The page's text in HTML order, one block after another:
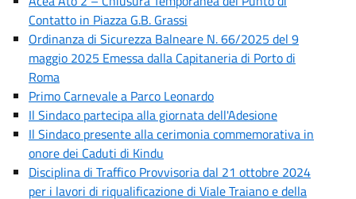
Contatto in Piazza G.B. Grassi
Ordinanza di Sicurezza Balneare N. 66/2025 del 9
maggio 2025 Emessa dalla Capitaneria di Porto di
Roma
Primo Carnevale a Parco Leonardo
Il Sindaco partecipa alla giornata dell'Adesione
Il Sindaco presente alla cerimonia commemorativa in
onore dei Caduti di Kindu
Disciplina di Traffico Provvisoria dal 21 ottobre 2024
per i lavori di riqualificazione di Viale Traiano e della